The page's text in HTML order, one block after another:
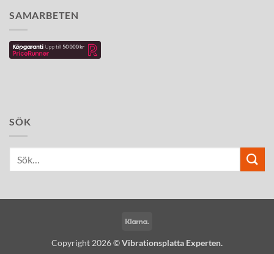
SAMARBETEN
SÖK
Copyright 2026 ©Vibrationsplatta Experten.